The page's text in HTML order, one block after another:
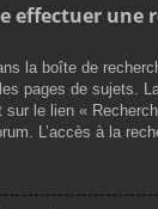
effectuer une
la boîte de
pages de sujets.
le lien «
L’accès à la